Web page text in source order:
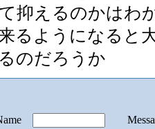
抑えるのかはわ
るようになると
のだろうか